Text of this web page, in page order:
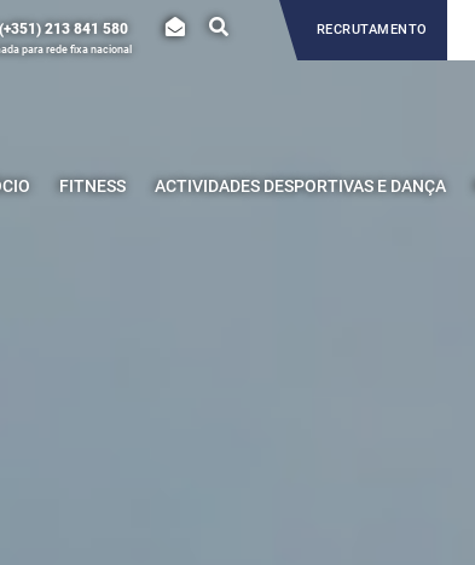
213 841 580
para rede fixa nacional
RECRUTAMENTO
FITNESS ACTIVIDADES DESPORTIVAS E DANÇA